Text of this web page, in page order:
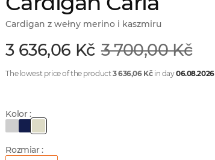
Cardigan z wełny merino i kaszmiru
3 636,06 Kč 3 700,00 Kč
The lowest price of the product 3 636,06 Kčin day06.08.2026
Kolor :
Rozmiar :